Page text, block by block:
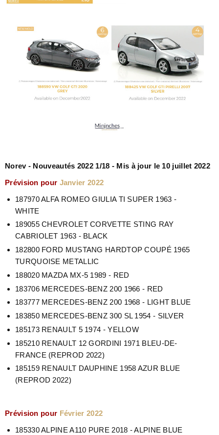
Norev - Nouveautés 2022 1/18 - Mis à jour le 10 juillet 2022
Prévision pour Janvier 2022
187970 ALFA ROMEO GIULIA TI SUPER 1963 -
WHITE
189055 CHEVROLET CORVETTE STING RAY
CABRIOLET 1963 - BLACK
182800 FORD MUSTANG HARDTOP COUPÉ 1965
TURQUOISE METALLIC
188020 MAZDA MX-5 1989 - RED
183706 MERCEDES-BENZ 200 1966 - RED
183777 MERCEDES-BENZ 200 1968 - LIGHT BLUE
183850 MERCEDES-BENZ 300 SL 1954 - SILVER
185173 RENAULT 5 1974 - YELLOW
185210 RENAULT 12 GORDINI 1971 BLEU-DE-
FRANCE (REPROD 2022)
185159 RENAULT DAUPHINE 1958 AZUR BLUE
(REPROD 2022)
Prévision pour Février 2022
185330 ALPINE A110 PURE 2018 - ALPINE BLUE